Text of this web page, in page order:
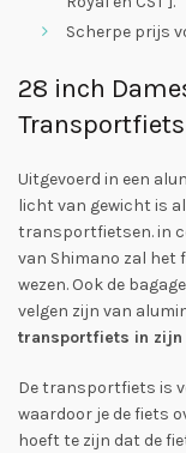
Scherpe prijs
28 inch
Transportfiets
Uitgevoerd in een
licht van gewicht is
transportfietsen. in
van Shimano zal het
wezen. Ook de
velgen zijn van
transportfiets in zijn
De transportfiets is
waardoor je de fiets
hoeft te zijn dat de